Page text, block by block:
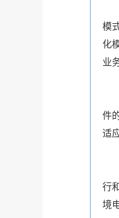
模
化
业
件
适
行
境